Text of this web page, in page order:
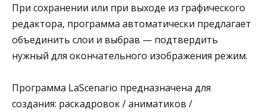
При сохранении или при выходе из графического
редактора, программа автоматически предлагает
объединить слои и выбрав — подтвердить
нужный для окончательного изображения режим.
Программа LaScenario предназначена для
создания: раскадровок / аниматиков /